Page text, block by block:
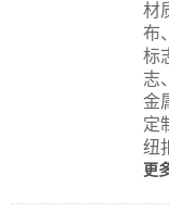
材
布
标
志
金
定
纽
更